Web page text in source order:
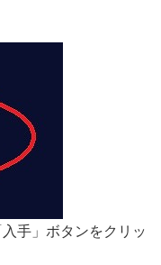
手」ボタンをクリッ